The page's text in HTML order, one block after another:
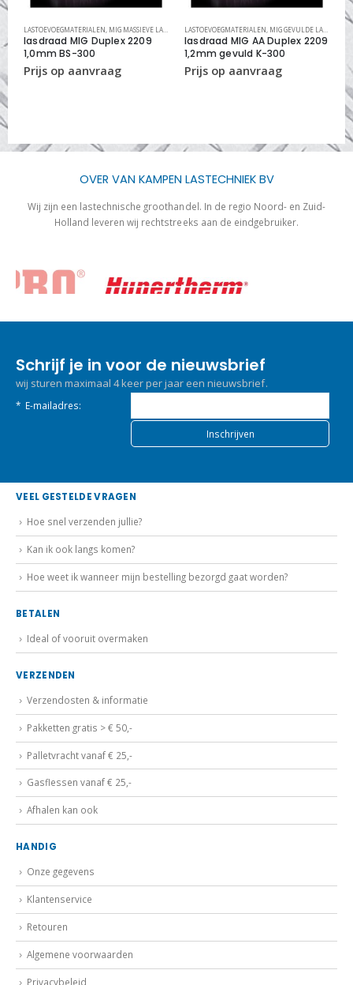
RVS REINIGINGS SYSTEMEN
LASTOEVOEGMATERIALEN, MIG MASSIEVE LASDRADEN RVS ,MIG/MAG LASDRADEN
lasdraad MIG Duplex 2209
1,0mm BS-300
LASTOEVOEGMATERIALEN, MIG GEVULDE LASDRADEN RVS
lasdraad MIG AA Duplex 2209
1,2mm gevuld K-300
OVER VAN KAMPEN LASTECHNIEK BV
Wij zijn een lastechnische groothandel. In de regio Noord- en Zuid-
Holland leveren wij rechtstreeks aan de eindgebruiker.
Schrijf je in voor de nieuwsbrief
wij sturen maximaal 4 keer per jaar een nieuwsbrief.
* E-mailadres:
VEEL GESTELDE VRAGEN
Hoe snel verzenden jullie?
Kan ik ook langs komen?
Hoe weet ik wanneer mijn bestelling bezorgd gaat worden?
BETALEN
Ideal of vooruit overmaken
VERZENDEN
Verzendosten & informatie
Pakketten gratis > € 50,-
Palletvracht vanaf € 25,-
Gasflessen vanaf € 25,-
Afhalen kan ook
HANDIG
Onze gegevens
Klantenservice
Retouren
Algemene voorwaarden
Privacybeleid